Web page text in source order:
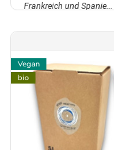
Frankreich und Spanie...
Vegan
bio